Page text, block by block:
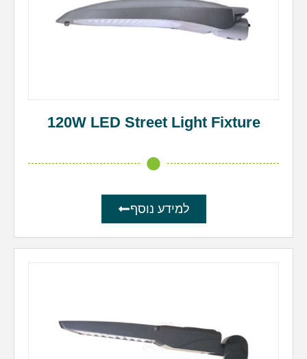
120W LED Street Light Fixture
למידע נוסף